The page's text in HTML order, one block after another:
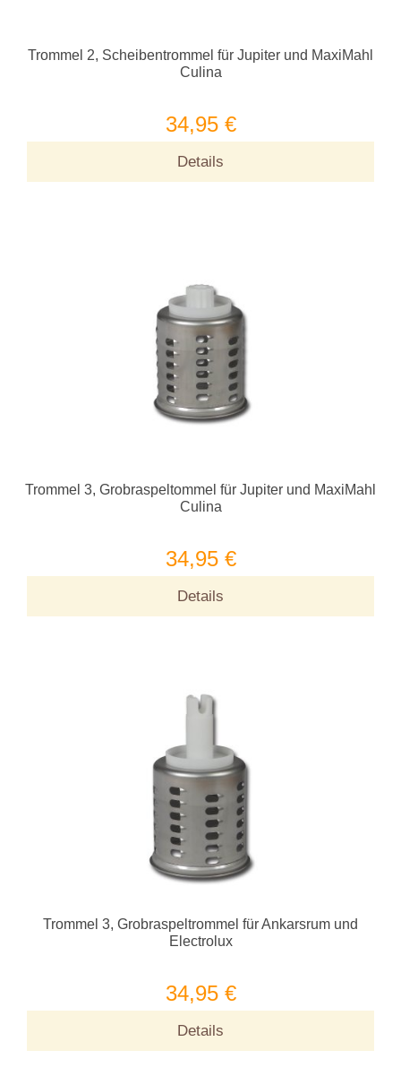
Trommel 2, Scheibentrommel für Jupiter und MaxiMahl
Culina
34,95 €
Details
Trommel 3, Grobraspeltommel für Jupiter und MaxiMahl
Culina
34,95 €
Details
Trommel 3, Grobraspeltrommel für Ankarsrum und
Electrolux
34,95 €
Details